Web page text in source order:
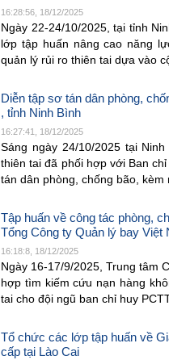
16:28:56, 18/12/2025
Ngày 22-24/10/2025, tại tỉnh
lớp tập huấn nâng cao năng
quản lý rủi ro thiên tai dựa vào
Diễn tập sơ tán dân phòng,
, tỉnh Ninh Bình
16:27:41, 18/12/2025
Sáng ngày 24/10/2025 tại
thiên tai đã phối hợp với Ban
tán dân phòng, chống bão,
Tập huấn về công tác phòng,
Tổng Công ty Quản lý bay Việt
16:18:8, 18/12/2025
Ngày 16-17/9/2025, Trung tâm
hợp tìm kiếm cứu nạn hàng
tai cho đội ngũ ban chỉ huy
Tổ chức các lớp tập huấn về
cấp tại Lào Cai